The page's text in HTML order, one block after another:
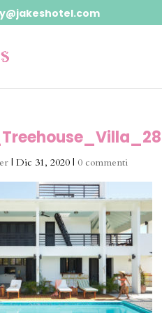
|Dic 31, 2020 |0 commenti